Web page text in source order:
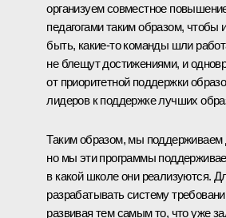
организуем совместное
педагогами таким образом,
быть, какие‑то команды шли
не блещут достижениями, и
от приоритетной поддержки
лидеров к поддержке лучших
Таким образом, мы поддерживаем
но мы эти программы
в какой школе они реализуются.
разрабатывать систему
развивая тем самым то, что уже